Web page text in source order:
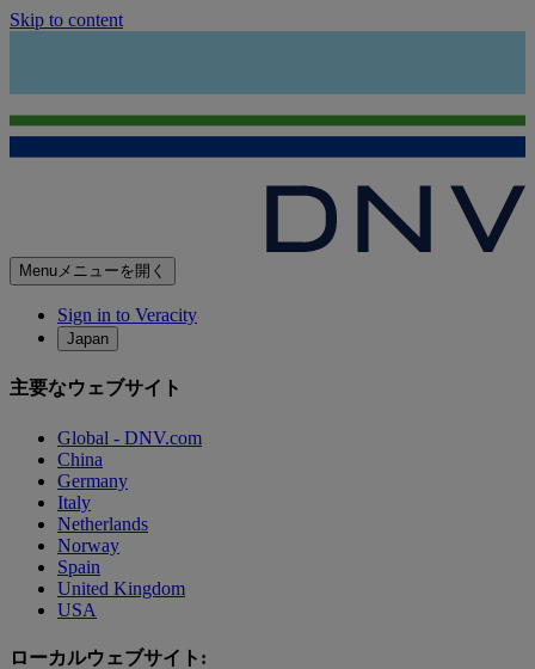
Skip to content
Menuメニューを開く
Sign in to Veracity
Japan
主要なウェブサイト
Global - DNV.com
China
Germany
Italy
Netherlands
Norway
Spain
United Kingdom
USA
ローカルウェブサイト: